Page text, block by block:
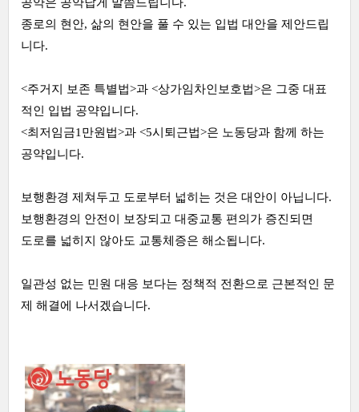
종로의 현안, 삶의 현안을 풀 수 있는 입법 대안을 제안드립
니다.
<주거지 보존 특별법>과 <상가임차인보호법>은 그중 대표
적인 입법 공약입니다.
<최저임금1만원법>과 <5시퇴근법>은 노동당과 함께 하는
공약입니다.
보행환경 제쳐두고 도로부터 넓히는 것은 대안이 아닙니다.
보행환경의 안전이 보장되고 대중교통 편의가 증진되면
도로를 넓히지 않아도 교통체증은 해소됩니다.
일관성 없는 민원 대응 보다는 정책적 전환으로 근본적인 문
제 해결에 나서겠습니다.